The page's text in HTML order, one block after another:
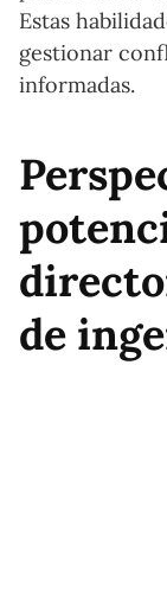
Estas
gestionar
informadas.
de